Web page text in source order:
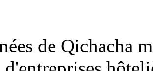
de Qichacha